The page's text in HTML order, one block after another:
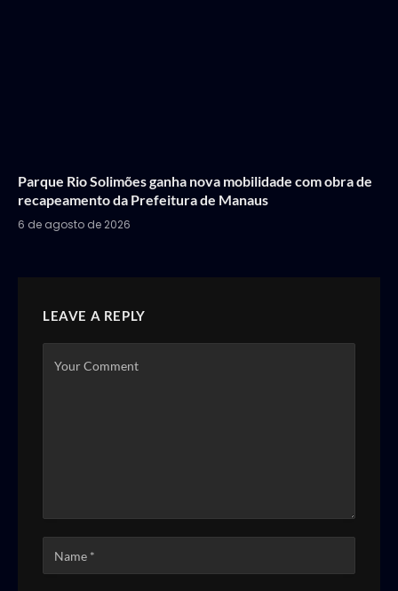
Parque Rio Solimões ganha nova mobilidade com obra de
recapeamento da Prefeitura de Manaus
6 de agosto de 2026
LEAVE A REPLY